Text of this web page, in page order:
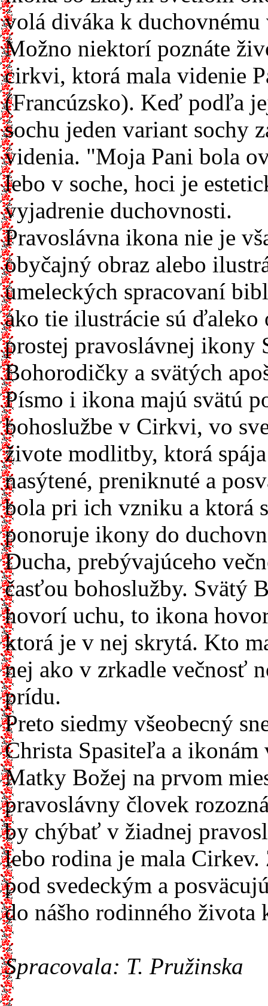
volá diváka k
Možno niektorí poznáte
cirkvi, ktorá mala videnie
(Francúzsko). Keď podľa
sochu jeden variant sochy
videnia. "Moja Pani bola
lebo v soche, hoci je
vyjadrenie duchovnosti.
Pravoslávna ikona nie je
obyčajný obraz alebo
umeleckých spracovaní
ako tie ilustrácie sú ďaleko
prostej pravoslávnej ikony
Bohorodičky a svätých
Písmo i ikona majú svätú
bohoslužbe v Cirkvi, vo
živote modlitby, ktorá
nasýtené, preniknuté a
bola pri ich vzniku a ktorá
ponoruje ikony do
Ducha, prebývajúceho
časťou bohoslužby. Svätý
hovorí uchu, to ikona
ktorá je v nej skrytá. Kto
nej ako v zrkadle večnosť
prídu.
Preto siedmy všeobecný
Christa Spasiteľa a
Matky Božej na prvom
pravoslávny človek
by chýbať v žiadnej
lebo rodina je mala
pod svedeckým a
do nášho rodinného života
Spracovala: T. Pružinska